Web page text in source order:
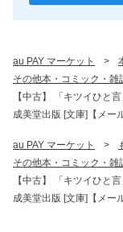
au PAY マーケット >
その他本・コミック・雑
【中古】 「キツイひと
成美堂出版 [文庫]【メー
au PAY マーケット >
その他本・コミック・雑
【中古】 「キツイひと
成美堂出版 [文庫]【メー